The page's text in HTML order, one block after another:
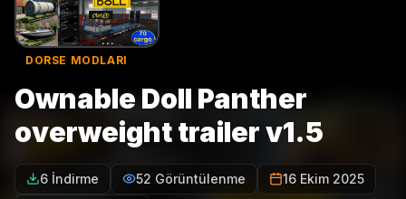
DORSE MODLARI
Ownable Doll Panther
overweight trailer v1.5
6 İndirme 52 Görüntülenme
16 Ekim 2025